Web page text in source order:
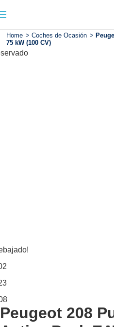
Home > Coches de Ocasión >
75 kW (100 CV)
Peugeot 208